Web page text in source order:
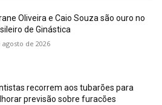
Oliveira e Caio Souza são ouro no
de Ginástica
agosto de 2026
recorrem aos tubarões para
previsão sobre furacões